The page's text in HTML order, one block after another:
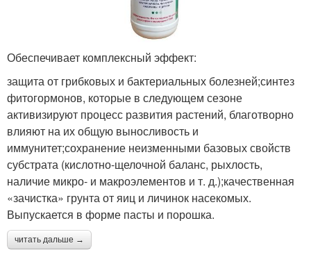
Обеспечивает комплексный эффект:
защита от грибковых и бактериальных болезней;синтез
фитогормонов, которые в следующем сезоне
активизируют процесс развития растений, благотворно
влияют на их общую выносливость и
иммунитет;сохранение неизменными базовых свойств
субстрата (кислотно-щелочной баланс, рыхлость,
наличие микро- и макроэлементов и т. д.);качественная
«зачистка» грунта от яиц и личинок насекомых.
Выпускается в форме пасты и порошка.
читать дальше →